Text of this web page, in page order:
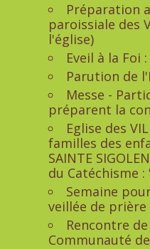
Préparation
paroissiale des
l'église)
Eveil à la Foi
Parution de
Messe -
préparent la
Eglise des
familles des
SAINTE
du Catéchisme
Semaine
veillée de
Rencontre
Communauté